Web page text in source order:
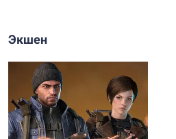
Экшен